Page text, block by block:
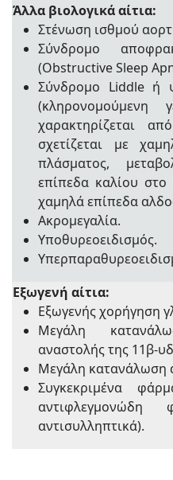
Άλλα βιολογικά αίτια:
Στένωση ισθμού
Σύνδρομο
(Obstructive Sleep
Σύνδρομο Liddle ή
(κληρονομούμενη
χαρακτηρίζεται
σχετίζεται με
πλάσματος,
επίπεδα καλίου
χαμηλά επίπεδα
Ακρομεγαλία.
Υποθυρεοειδισμός.
Εξωγενή αίτια:
Εξωγενής χορήγηση
Μεγάλη
αναστολής της 11β-
Μεγάλη κατανάλωση
Συγκεκριμένα
αντιφλεγμονώδη
αντισυλληπτικά).